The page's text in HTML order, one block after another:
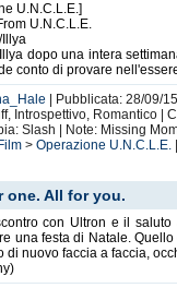
U.N.C.L.E.]
U.N.C.L.E.
Illya
dopo una intera
conto di provare
| Pubblicata: 28/09/
Introspettivo, Romantico |
Slash | Note: Missing
Film >Operazione U.N.C.L.E.
one. All for you.
con Ultron e il
una festa di Natale.
di nuovo faccia a faccia,